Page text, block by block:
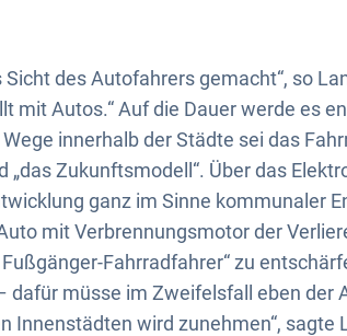
des Autofahrers gemacht“, so
mit Autos.“ Auf die Dauer werde es
innerhalb der Städte sei das
„das Zukunftsmodell“. Über das
ganz im Sinne kommunaler
mit Verbrennungsmotor der
Fahrradfahrer“ zu
dafür müsse im Zweifelsfall eben der
Innenstädten wird zunehmen“, sagte